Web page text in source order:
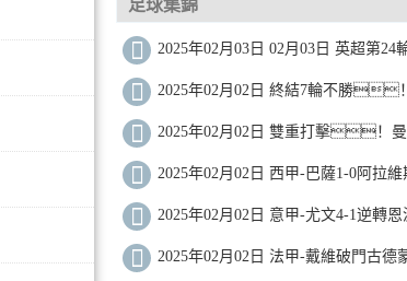
足球集錦
2025年02月03日 02月03日 英超第24
城 進球視頻
2025年02月02日 終結7輪不勝
倫特福德 孫興慜造烏龍+助攻薩爾破
2025年02月02日 雙重打擊！曼
3連勝終結 利馬重傷痛哭傷退馬特塔
2025年02月02日 西甲-巴薩1-0阿拉
榜首4分 萊萬製勝加維傷退
2025年02月02日 意甲-尤文4-1逆轉
賽事3場不勝 穆阿尼雙響DV9世界波
2025年02月02日 法甲-戴維破門古德